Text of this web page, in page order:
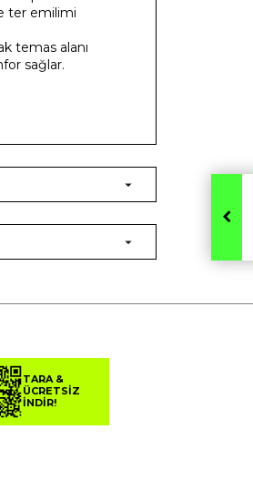
ter emilimi
temas alanı
sağlar.
TARA &
ÜCRETSİZ
İNDİR!